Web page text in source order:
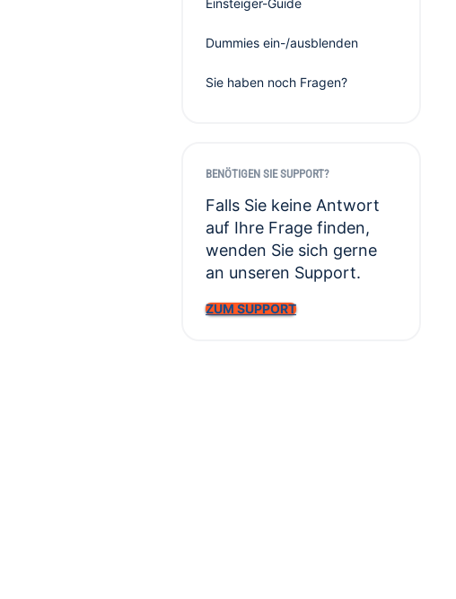
Einsteiger-Guide
Dummies ein-/ausblenden
Sie haben noch Fragen?
BENÖTIGEN SIE SUPPORT?
Falls Sie keine Antwort
auf Ihre Frage finden,
wenden Sie sich gerne
an unseren Support.
ZUM SUPPORT